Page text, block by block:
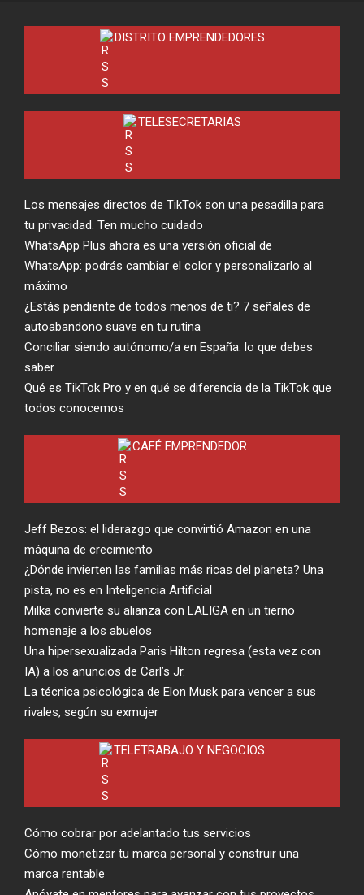
DISTRITO EMPRENDEDORES
TELESECRETARIAS
Los mensajes directos de TikTok son una pesadilla para
tu privacidad. Ten mucho cuidado
WhatsApp Plus ahora es una versión oficial de
WhatsApp: podrás cambiar el color y personalizarlo al
máximo
¿Estás pendiente de todos menos de ti? 7 señales de
autoabandono suave en tu rutina
Conciliar siendo autónomo/a en España: lo que debes
saber
Qué es TikTok Pro y en qué se diferencia de la TikTok que
todos conocemos
CAFÉ EMPRENDEDOR
Jeff Bezos: el liderazgo que convirtió Amazon en una
máquina de crecimiento
¿Dónde invierten las familias más ricas del planeta? Una
pista, no es en Inteligencia Artificial
Milka convierte su alianza con LALIGA en un tierno
homenaje a los abuelos
Una hipersexualizada Paris Hilton regresa (esta vez con
IA) a los anuncios de Carl’s Jr.
La técnica psicológica de Elon Musk para vencer a sus
rivales, según su exmujer
TELETRABAJO Y NEGOCIOS
Cómo cobrar por adelantado tus servicios
Cómo monetizar tu marca personal y construir una
marca rentable